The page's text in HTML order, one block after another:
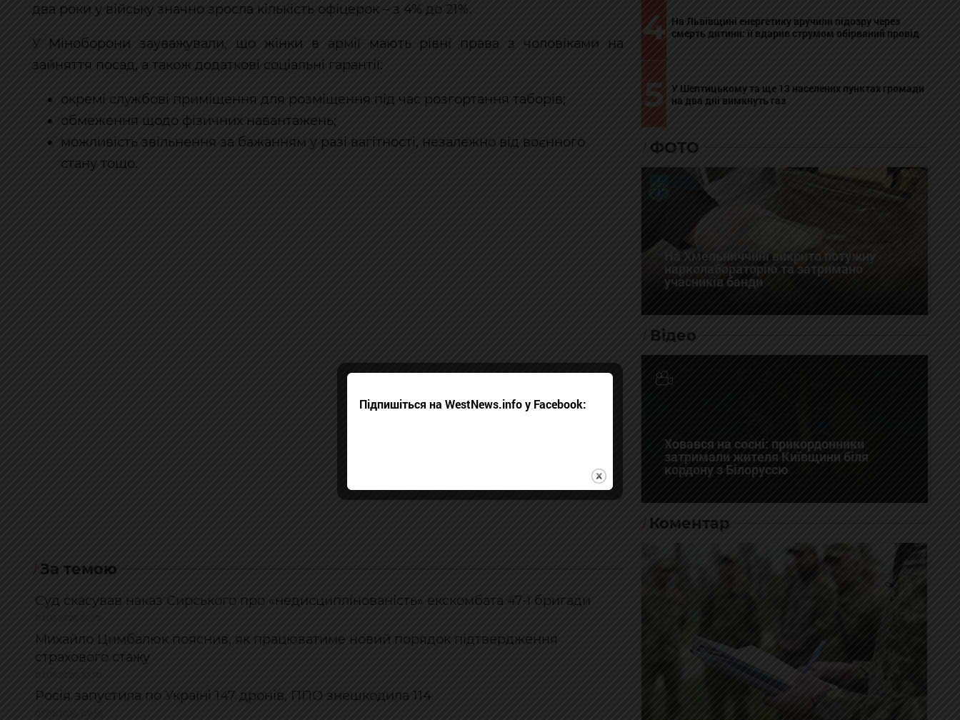
два роки у війську значно зросла кількість офіцерок – з 4% до 21%.
У Міноборони зауважували, що жінки в армії мають рівні права з чоловіками на
зайняття посад, а також додаткові соціальні гарантії:
окремі службові приміщення для розміщення під час розгортання таборів;
обмеження щодо фізичних навантажень;
можливість звільнення за бажанням у разі вагітності, незалежно від воєнного
стану тощо.
За темою
Суд скасував наказ Сирського про «недисциплінованість» екскомбата 47-ї бригади
Михайло Цимбалюк пояснив, як працюватиме новий порядок підтвердження
страхового стажу
Росія запустила по Україні 147 дронів, ППО знешкодила 114
4 На Львівщині енергетику вручили підозру через
смерть дитини: її вдарив струмом обірваний провід
5
У Шептицькому та ще 13 населених пунктах громади
на два дні вимкнуть газ
ФОТО
На Хмельниччині викрито потужну
нарколабораторію та затримано
учасників банди
Відео
Ховався на сосні: прикордонники
затримали жителя Київщини біля
кордону з Білоруссю
Коментар
Підпишіться на WestNews.info у Facebook: